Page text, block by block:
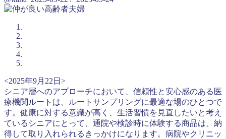
<2025年9月22日>
シニア層へのアプローチにおいて、信頼性と安心感のある医
療機関ルートは、ルートサンプリングに最適な場のひとつで
す。健康に対する意識が高く、生活習慣を見直したいと考え
ているシニアにとって、通院や検診時に体験する商品は、納
得して取り入れられるきっかけになります。病院やクリニッ